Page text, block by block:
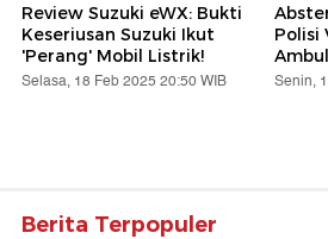
Review Suzuki eWX: Bukti
Keseriusan Suzuki Ikut
'Perang' Mobil Listrik!
Selasa, 18 Feb 2025 20:50 WIB
Polisi
Senin,
Berita Terpopuler